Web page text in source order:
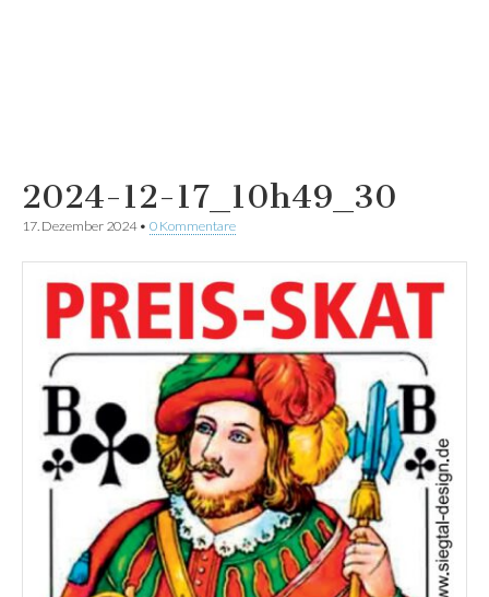
2024-12-17_10h49_30
17. Dezember 2024• 0 Kommentare